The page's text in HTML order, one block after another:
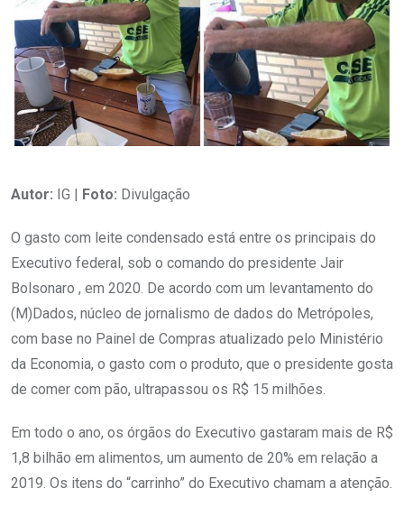
Autor: IG | Foto: Divulgação
O gasto com leite condensado está entre os principais do
Executivo federal, sob o comando do presidente Jair
Bolsonaro , em 2020. De acordo com um levantamento do
(M)Dados, núcleo de jornalismo de dados do Metrópoles,
com base no Painel de Compras atualizado pelo Ministério
da Economia, o gasto com o produto, que o presidente gosta
de comer com pão, ultrapassou os R$ 15 milhões.
Em todo o ano, os órgãos do Executivo gastaram mais de R$
1,8 bilhão em alimentos, um aumento de 20% em relação a
2019. Os itens do “carrinho” do Executivo chamam a atenção.